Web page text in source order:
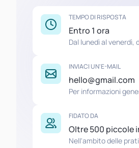
TEMPO DI RISPOSTA
Entro 1 ora
Dal lunedì al venerdì,
INVIACI UN'E-MAIL
hello@gmail.com
Per informazioni
FIDATO DA
Oltre 500 piccole
Nell'ambito delle